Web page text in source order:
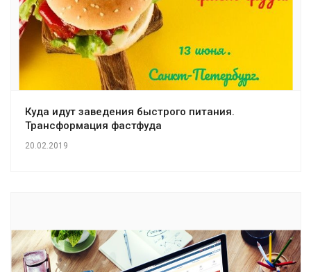
Куда идут заведения быстрого питания.
Трансформация фастфуда
20.02.2019